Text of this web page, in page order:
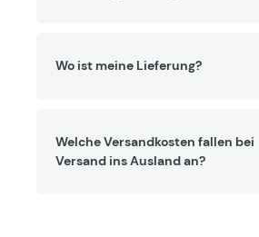
Wo ist meine Lieferung?
Welche Versandkosten fallen bei
Versand ins Ausland an?